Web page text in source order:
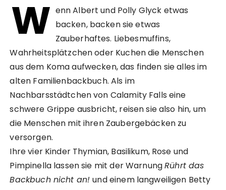
W enn Albert und Polly Glyck etwas
backen, backen sie etwas
Zauberhaftes. Liebesmuffins,
Wahrheitsplätzchen oder Kuchen die Menschen
aus dem Koma aufwecken, das finden sie alles im
alten Familienbackbuch. Als im
Nachbarsstädtchen von Calamity Falls eine
schwere Grippe ausbricht, reisen sie also hin, um
die Menschen mit ihren Zaubergebäcken zu
versorgen.
Ihre vier Kinder Thymian, Basilikum, Rose und
Pimpinella lassen sie mit der WarnungRührt das
Backbuch nicht an!und einem langweiligen Betty